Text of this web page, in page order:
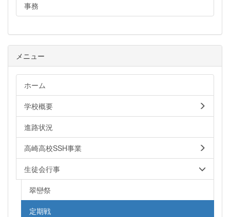
事務
メニュー
ホーム
学校概要
進路状況
高崎高校SSH事業
生徒会行事
翠巒祭
定期戦